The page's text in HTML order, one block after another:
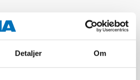
Detaljer Om